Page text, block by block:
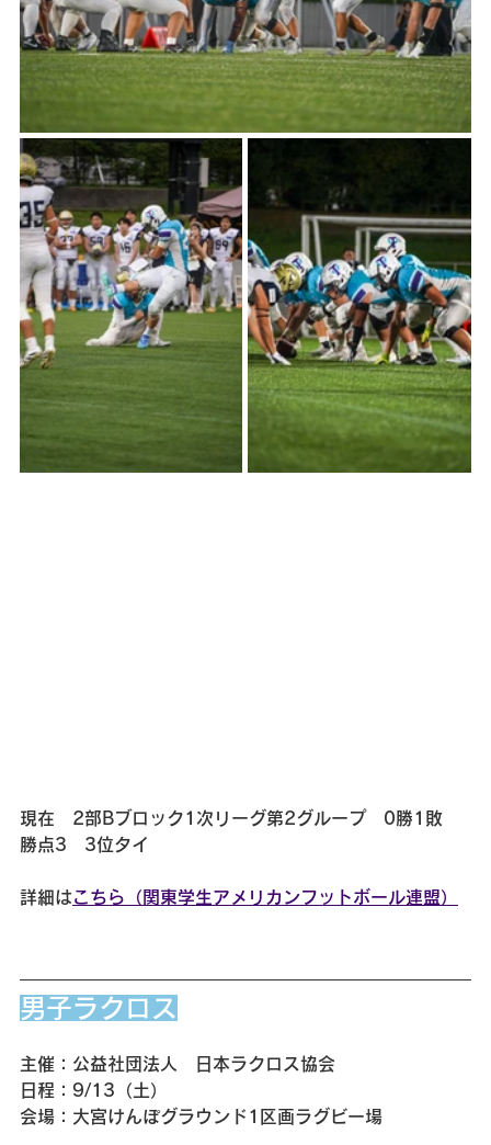
現在　2部Bブロック1次リーグ第2グループ　0勝1敗
勝点3　3位タイ
詳細はこちら（関東学生アメリカンフットボール連盟）
男子ラクロス
主催：公益社団法人　日本ラクロス協会
日程：9/13（土）
会場：大宮けんぽグラウンド1区画ラグビー場